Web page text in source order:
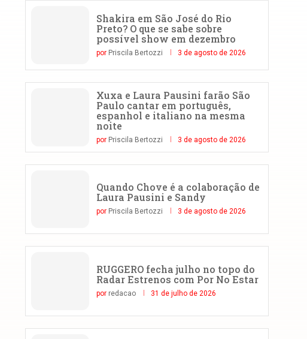
Shakira em São José do Rio
Preto? O que se sabe sobre
possível show em dezembro
por Priscila Bertozzi 3 de agosto de 2026
Xuxa e Laura Pausini farão São
Paulo cantar em português,
espanhol e italiano na mesma
noite
por Priscila Bertozzi 3 de agosto de 2026
Quando Chove é a colaboração de
Laura Pausini e Sandy
por Priscila Bertozzi 3 de agosto de 2026
RUGGERO fecha julho no topo do
Radar Estrenos com Por No Estar
por redacao 31 de julho de 2026